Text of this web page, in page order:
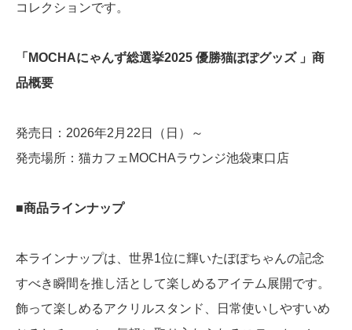
コレクションです。
「MOCHAにゃんず総選挙2025 優勝猫ぽぽグッズ 」商
品概要
発売日：2026年2月22日（日）～
発売場所：猫カフェMOCHAラウンジ池袋東口店
■商品ラインナップ
本ラインナップは、世界1位に輝いたぽぽちゃんの記念
すべき瞬間を推し活として楽しめるアイテム展開です。
飾って楽しめるアクリルスタンド、日常使いしやすいめ